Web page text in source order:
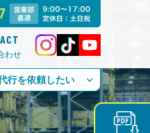
わせ
行を依頼したい